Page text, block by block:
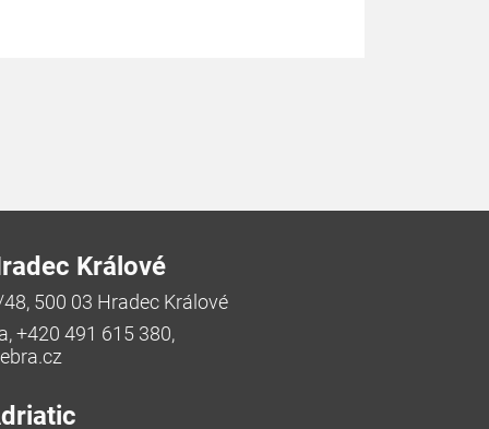
Králové
500 03 Hradec Králové
+420 491 615 380,